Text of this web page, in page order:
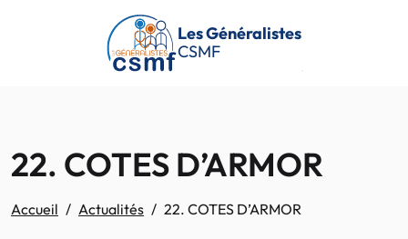
Passer au contenu principal
Les Généralistes
CSMF
22. COTES D’ARMOR
Accueil Actualités 22. COTES D’ARMOR